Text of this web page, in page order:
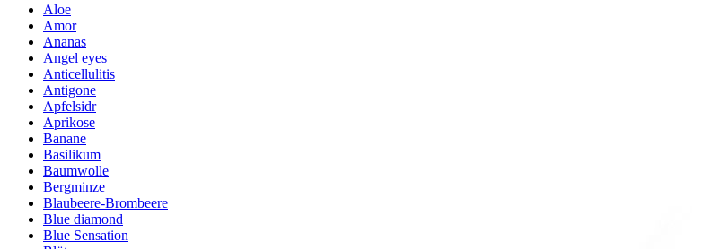
Aloe
Amor
Ananas
Angel eyes
Anticellulitis
Antigone
Apfelsidr
Aprikose
Banane
Basilikum
Baumwolle
Bergminze
Blaubeere-Brombeere
Blue diamond
Blue Sensation